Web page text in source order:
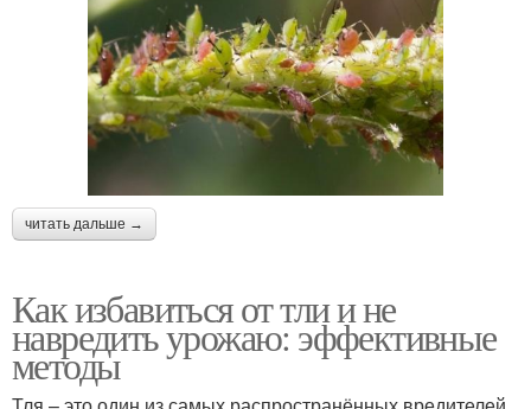
читать дальше →
Как избавиться от тли и не
навредить урожаю: эффективные
методы